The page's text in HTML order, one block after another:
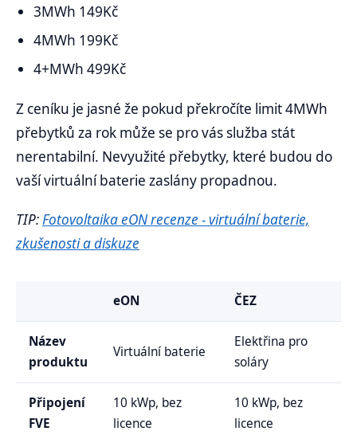
3MWh 149Kč
4MWh 199Kč
4+MWh 499Kč
Z ceníku je jasné že pokud překročíte limit 4MWh
přebytků za rok může se pro vás služba stát
nerentabilní. Nevyužité přebytky, které budou do
vaší virtuální baterie zaslány propadnou.
TIP:Fotovoltaika eON recenze - virtuální baterie,
zkušenosti a diskuze
eON ČEZ
Název
produktu
Virtuální baterie
Elektřina pro
soláry
Připojení
FVE
10 kWp, bez
licence
10 kWp, bez
licence